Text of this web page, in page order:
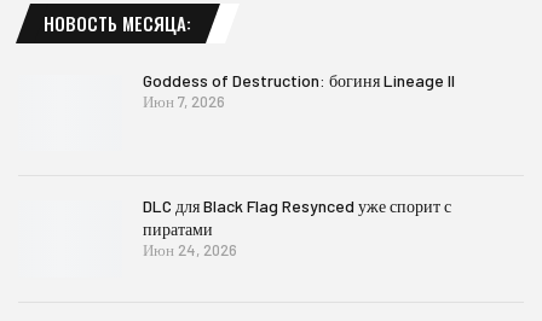
НОВОСТЬ МЕСЯЦА:
Goddess of Destruction: богиня Lineage II
Июн 7, 2026
DLC для Black Flag Resynced уже спорит с
пиратами
Июн 24, 2026